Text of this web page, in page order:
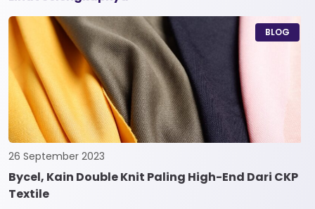
penomoran sendiri terbagi menjadi dua, Tidak Langsung dan
Langsung. 1. Penomoran Tidak Langsung Penomoran Tidak
Langsung biasa diaplikasikan pada jenis Natural Fiber, seperti
Rayon dan Cotton. Satuan yang paling […]
BLOG
26 September 2023
Bycel, Kain Double Knit Paling High-End Dari CKP
Textile